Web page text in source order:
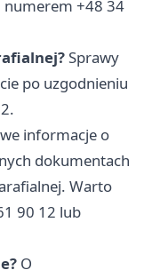
numerem +48 34
Sprawy
po uzgodnieniu
informacje o
dokumentach
Warto
90 12 lub
O